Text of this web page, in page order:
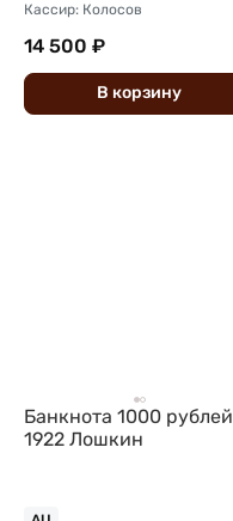
Кассир: Колосов
14 500 ₽
В корзину
Банкнота 1000 рублей
1922 Лошкин